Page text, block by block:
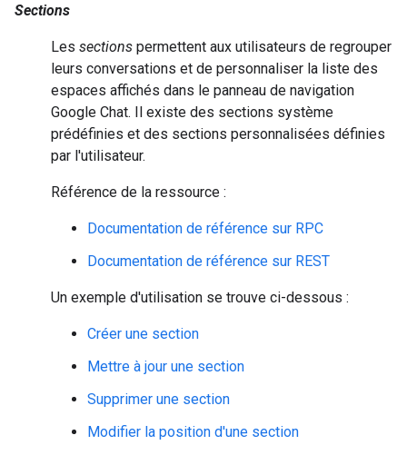
Sections
Les sections permettent aux utilisateurs de regrouper
leurs conversations et de personnaliser la liste des
espaces affichés dans le panneau de navigation
Google Chat. Il existe des sections système
prédéfinies et des sections personnalisées définies
par l'utilisateur.
Référence de la ressource :
Documentation de référence sur RPC
Documentation de référence sur REST
Un exemple d'utilisation se trouve ci-dessous :
Créer une section
Mettre à jour une section
Supprimer une section
Modifier la position d'une section